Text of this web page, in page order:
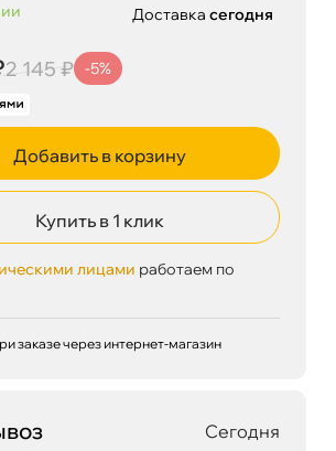
2 145 ₽ -5%
Доставкасегодня
Добавить в корзину
Купить в 1 клик
лицами работаем по
заказе через интернет-магазин
Сегодня